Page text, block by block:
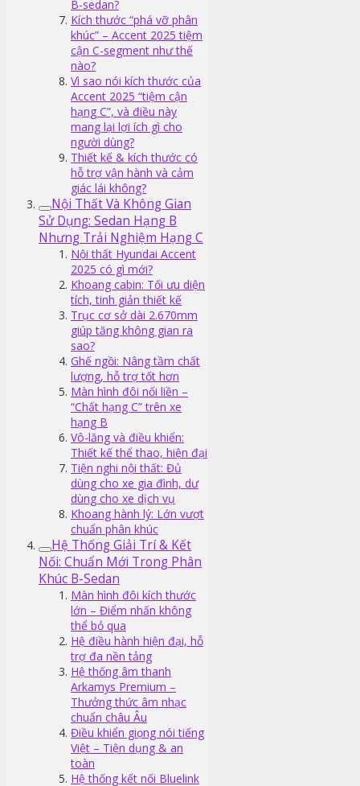
B-sedan?
Kích thước “phá vỡ phân
khúc” – Accent 2025 tiệm
cận C-segment như thế
nào?
Vì sao nói kích thước của
Accent 2025 “tiệm cận
hạng C”, và điều này
mang lại lợi ích gì cho
người dùng?
Thiết kế & kích thước có
hỗ trợ vận hành và cảm
giác lái không?
Nội Thất Và Không Gian
Sử Dụng: Sedan Hạng B
Nhưng Trải Nghiệm Hạng C
Nội thất Hyundai Accent
2025 có gì mới?
Khoang cabin: Tối ưu diện
tích, tinh giản thiết kế
Trục cơ sở dài 2.670mm
giúp tăng không gian ra
sao?
Ghế ngồi: Nâng tầm chất
lượng, hỗ trợ tốt hơn
Màn hình đôi nối liền –
“Chất hạng C” trên xe
hạng B
Vô-lăng và điều khiển:
Thiết kế thể thao, hiện đại
Tiện nghi nội thất: Đủ
dùng cho xe gia đình, dư
dùng cho xe dịch vụ
Khoang hành lý: Lớn vượt
chuẩn phân khúc
Hệ Thống Giải Trí & Kết
Nối: Chuẩn Mới Trong Phân
Khúc B-Sedan
Màn hình đôi kích thước
lớn – Điểm nhấn không
thể bỏ qua
Hệ điều hành hiện đại, hỗ
trợ đa nền tảng
Hệ thống âm thanh
Arkamys Premium –
Thưởng thức âm nhạc
chuẩn châu Âu
Điều khiển giọng nói tiếng
Việt – Tiện dụng & an
toàn
Hệ thống kết nối Bluelink